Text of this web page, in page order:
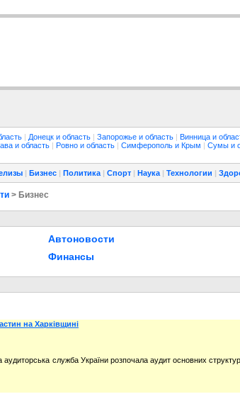
| Донецк и область | Запорожье и область | Винница и
и область | Ровно и область | Симферополь и Крым | Сумы и
| Бизнес | Политика | Спорт | Наука | Технологии |
> Бизнес
Автоновости
Финансы
на Харківщині
служба України розпочала аудит основних